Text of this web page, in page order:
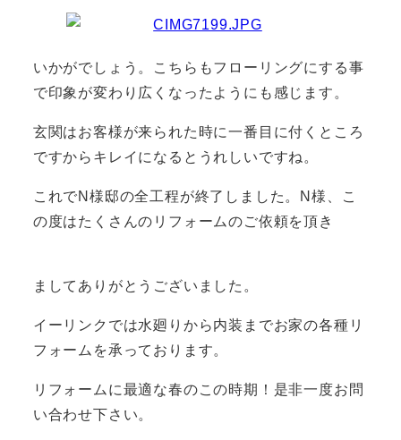
いかがでしょう。こちらもフローリングにする事
で印象が変わり広くなったようにも感じます。
玄関はお客様が来られた時に一番目に付くところ
ですからキレイになるとうれしいですね。
これでN様邸の全工程が終了しました。N様、こ
の度はたくさんのリフォームのご依頼を頂き
ましてありがとうございました。
イーリンクでは水廻りから内装までお家の各種リ
フォームを承っております。
リフォームに最適な春のこの時期！是非一度お問
い合わせ下さい。